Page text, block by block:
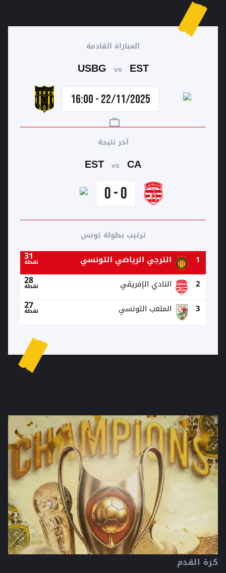
المباراة القادمة
USBG vs EST
22/11/2025 - 16:00
آخر نتيجة
EST vs CA
0 - 0
ترتيب بطولة تونس
1 الترجي الرياضي التونسي 31
نقطة
2 النادي الإفريقي 28
نقطة
3 الملعب التونسي 27
نقطة
كرة القدم